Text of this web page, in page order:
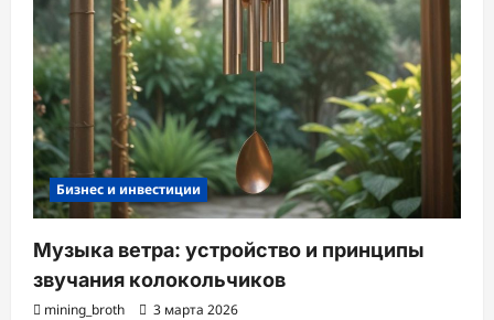
Бизнес и инвестиции
Музыка ветра: устройство и принципы
звучания колокольчиков
mining_broth 3 марта 2026